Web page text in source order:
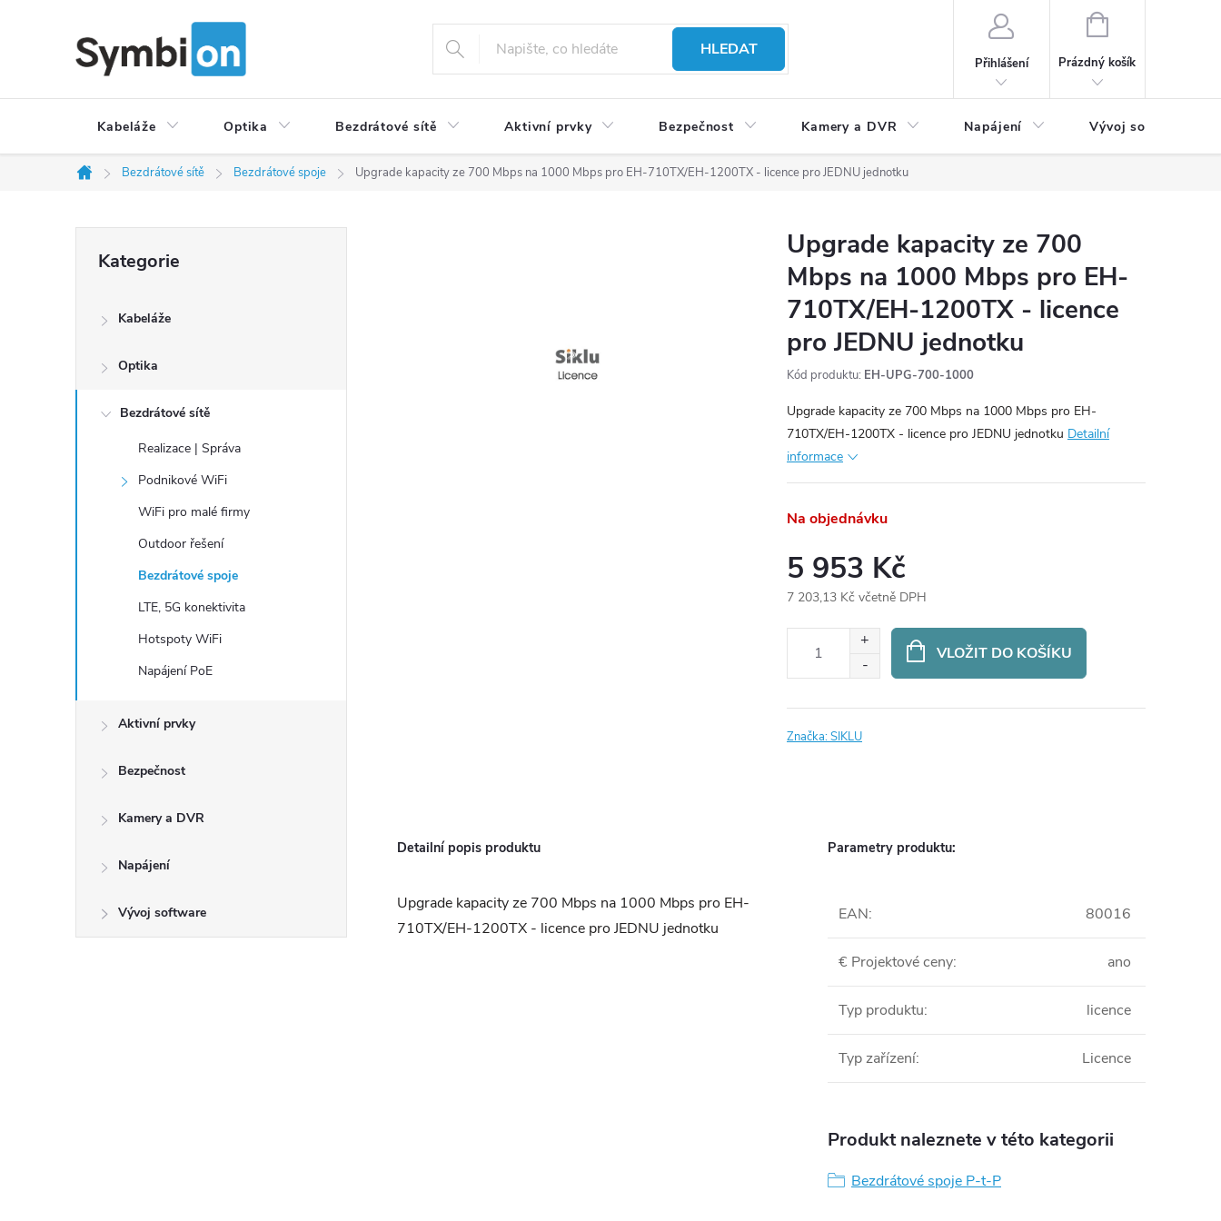
HLEDAT
Přihlášení
NÁKUPNÍ
Prázdný košík
Kabeláže Optika Bezdrátové sítě Aktivní prvky Bezpečnost Kamery a DVR Napájení Vývoj software
Domů
Bezdrátové sítě Bezdrátové spoje Upgrade kapacity ze 700 Mbps na 1000 Mbps pro EH-710TX/EH-1200TX - licence pro JEDNU jednotku
n
kategorie
Kategorie
Kabeláže
Optika
Bezdrátové sítě
Realizace | Správa
Podnikové WiFi
WiFi pro malé firmy
Outdoor řešení
Bezdrátové spoje
LTE, 5G konektivita
Hotspoty WiFi
Napájení PoE
Aktivní prvky
Bezpečnost
Kamery a DVR
Napájení
Vývoj software
Upgrade kapacity ze 700
Mbps na 1000 Mbps pro EH-
710TX/EH-1200TX - licence
pro JEDNU jednotku
Kód produktu: EH-UPG-700-1000
Upgrade kapacity ze 700 Mbps na 1000 Mbps pro EH-
710TX/EH-1200TX - licence pro JEDNU jednotku Detailní
informace
Na objednávku
5 953 Kč
7 203,13 Kč včetně DPH
VLOŽIT DO KOŠÍKU
Značka:SIKLU
Detailní popis produktu
Upgrade kapacity ze 700 Mbps na 1000 Mbps pro EH-
710TX/EH-1200TX - licence pro JEDNU jednotku
Parametry produktu:
EAN: 80016
€ Projektové ceny: ano
Typ produktu: licence
Typ zařízení: Licence
Produkt naleznete v této kategorii
Bezdrátové spoje P-t-P